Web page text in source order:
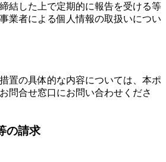
結した上で定期的に報告を受ける等
業者による個人情報の取扱いについ
置の具体的な内容については、本ポ
問合せ窓口にお問い合わせくださ
の請求